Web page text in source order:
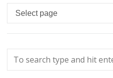
Languages